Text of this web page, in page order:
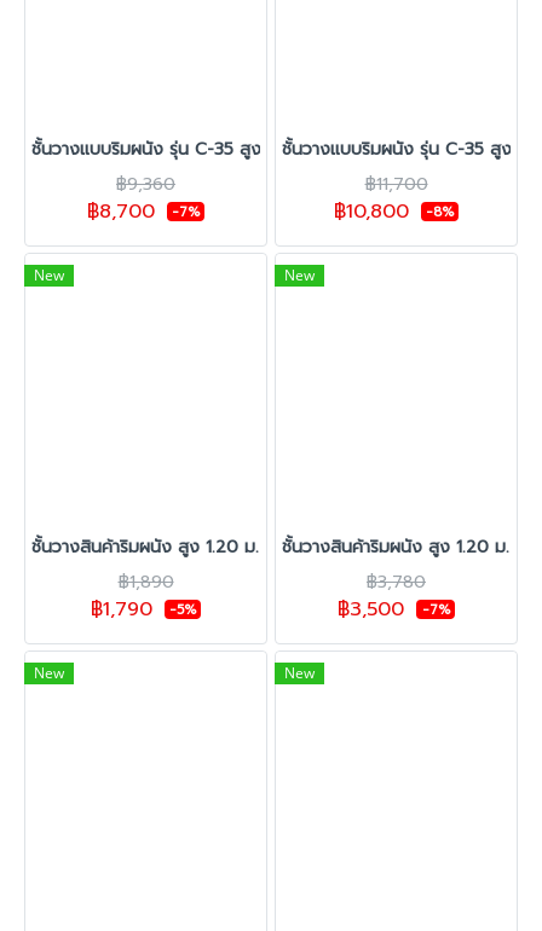
ชั้นวางแบบริมผนัง รุ่น C-35 สูง 1.80 ซม. กว้าง 70 ซม. 1 ชุดต้น 3 ชุ
฿9,360
฿8,700 -7%
ชั้นวางแบบริมผนัง รุ่น C-35 สูง
฿11,700
฿10,800 -8%
New
ชั้นวางสินค้าริมผนัง สูง 1.20 ม. รุ่น C-35 1 ชุดต้น
฿1,890
฿1,790 -5%
New
ชั้นวางสินค้าริมผนัง สูง 1.20 ม. รุ่
฿3,780
฿3,500 -7%
New New